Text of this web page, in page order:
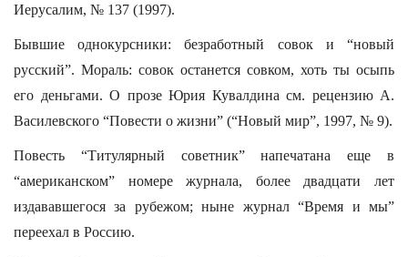
Иерусалим, № 137 (1997).
Бывшие однокурсники: безработный совок и “новый
русский”. Мораль: совок останется совком, хоть ты осыпь
его деньгами. О прозе Юрия Кувалдина см. рецензию А.
Василевского “Повести о жизни” (“Новый мир”, 1997, № 9).
Повесть “Титулярный советник” напечатана еще в
“американском” номере журнала, более двадцати лет
издававшегося за рубежом; ныне журнал “Время и мы”
переехал в Россию.